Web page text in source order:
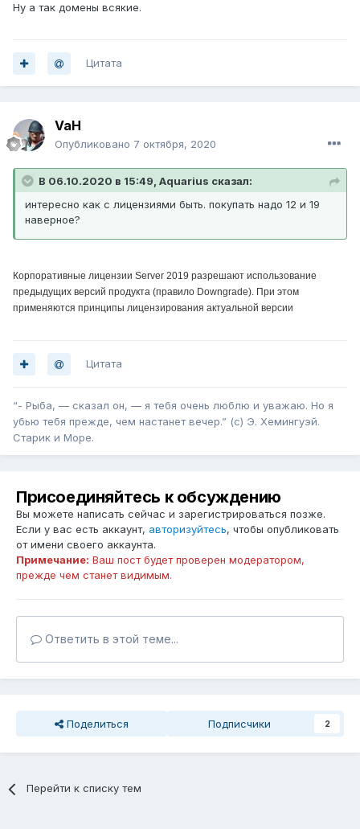
Ну а так домены всякие.
Цитата
VaH
Опубликовано 7 октября, 2020
В 06.10.2020 в 15:49, Aquarius сказал:
интересно как с лицензиями быть. покупать надо 12 и 19
наверное?
Корпоративные лицензии Server 2019 разрешают использование
предыдущих версий продукта (правило Downgrade). При этом
применяются принципы лицензирования актуальной версии
Цитата
“- Рыба, — сказал он, — я тебя очень люблю и уважаю. Но я
убью тебя прежде, чем настанет вечер.” (с) Э. Хемингуэй.
Старик и Море.
Присоединяйтесь к обсуждению
Вы можете написать сейчас и зарегистрироваться позже.
Если у вас есть аккаунт, авторизуйтесь, чтобы опубликовать
от имени своего аккаунта.
Примечание: Ваш пост будет проверен модератором,
прежде чем станет видимым.
Ответить в этой теме...
Поделиться Подписчики 2
Перейти к списку тем